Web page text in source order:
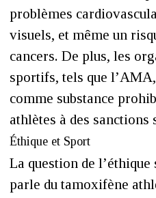
problèmes
visuels, et même un
cancers. De plus, les
sportifs, tels que
comme substance
athlètes à des sanctions
Éthique et Sport
La question de l’éthique
parle du tamoxifène